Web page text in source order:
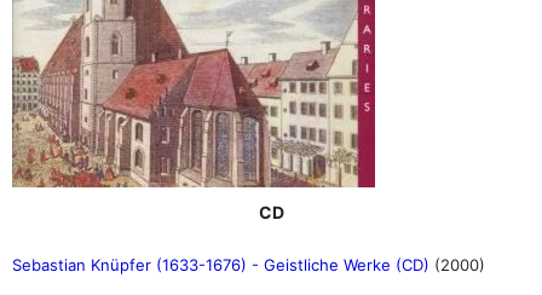
CD
Sebastian Knüpfer (1633-1676) - Geistliche Werke (CD) (2000)